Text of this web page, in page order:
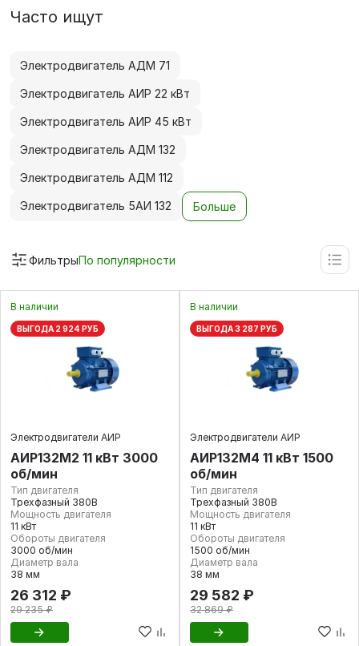
Часто ищут
Электродвигатель АДМ 71
Электродвигатель АИР 22 кВт
Электродвигатель АИР 45 кВт
Электродвигатель АДМ 132
Электродвигатель АДМ 112
Электродвигатель 5АИ 132 Больше
ФильтрыПо популярности
В наличии
ВЫГОДА 2 924 РУБ
Электродвигатели АИР
АИР132М2 11 кВт 3000
об/мин
Тип двигателя
Трехфазный 380В
Мощность двигателя
11 кВт
Обороты двигателя
3000 об/мин
Диаметр вала
38 мм
26 312 ₽
29 235 ₽
В наличии
ВЫГОДА 3 287 РУБ
Электродвигатели АИР
АИР132М4 11 кВт 1500
об/мин
Тип двигателя
Трехфазный 380В
Мощность двигателя
11 кВт
Обороты двигателя
1500 об/мин
Диаметр вала
38 мм
29 582 ₽
32 869 ₽